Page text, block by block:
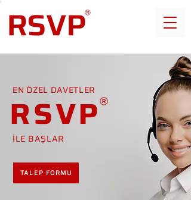
EN ÖZEL DAVETLER
RSVP
İLE BAŞLAR
TALEP FORMU